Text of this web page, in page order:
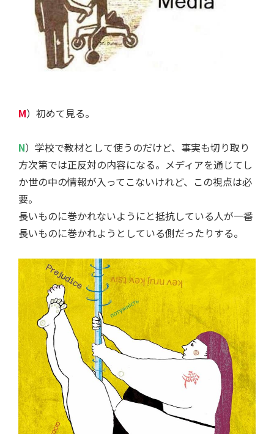
M）初めて見る。
N）学校で教材として使うのだけど、事実も切り取り
方次第では正反対の内容になる。メディアを通じてし
か世の中の情報が入ってこないけれど、この視点は必
要。
長いものに巻かれないようにと抵抗している人が一番
長いものに巻かれようとしている側だったりする。